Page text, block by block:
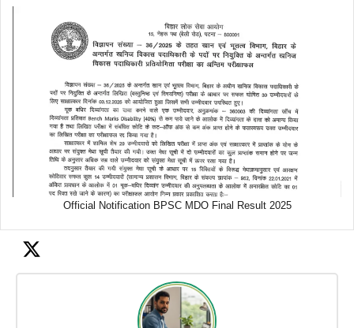
Official Notification BPSC MDO Final Result 2025